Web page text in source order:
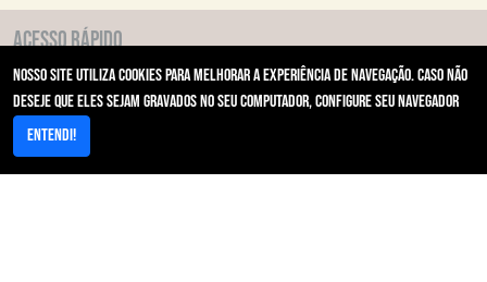
Acesso Rápido
Area restrita/Autorizador
Resultados de Exames/PACs
Portal de cotação compras
Contato - Primeira Instância
Nosso site utiliza cookies para melhorar a experiência de navegação. Caso não
deseje que eles sejam gravados no seu computador, configure seu navegador
Entendi!